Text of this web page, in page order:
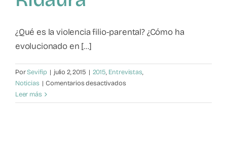
Observatorio VFP
¿Qué es la violencia filio-parental? ¿Cómo ha
evolucionado en [...]
PorSevifip | julio 2, 2015 | 2015, Entrevistas,
Noticias | Comentarios desactivadosen
es
Leer más